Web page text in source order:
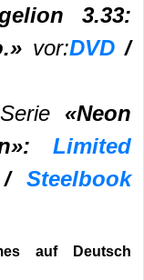
3.33:
vor:DVD/
«Neon
Limited
/Steelbook
auf Deutsch